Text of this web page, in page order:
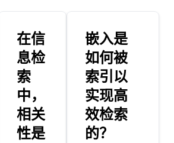
在信
息检
索
中，
相关
性是
嵌入是
如何被
索引以
实现高
效检索
的？